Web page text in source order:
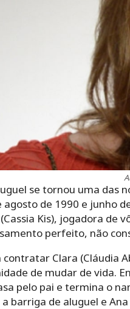
se tornou uma das
de 1990 e junho
Kis), jogadora de
perfeito, não
contratar Clara (Cláudia
de mudar de vida.
pelo pai e termina o
barriga de aluguel e